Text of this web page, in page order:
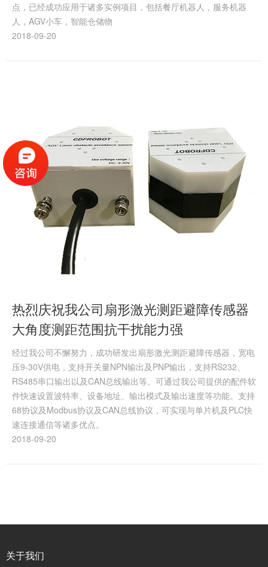
点，已经成功应用于诸多实例项目，包括餐厅机器人，服务机器
人，AGV小车，智能仓储物
2018-09-20
热烈庆祝我公司扇形激光测距避障传感器
大角度测距范围抗干扰能力强
经过我公司不懈努力，成功研发出扇形激光测距避障传感器，宽电
压9-30V供电，支持开关量NPN输出及PNP输出，支持RS232、
RS485串口输出以及CAN总线输出等。可通过我公司提供的配件软
件快速设置波特率、设备地址、输出模式及输出速度等功能。支持
68协议及Modbus协议及CAN总线协议，可实现与单片机及PLC快
速连接通信等诸多优点。
2018-09-20
关于我们